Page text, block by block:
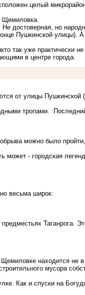
целый
Щемиловка.
достоверная, но
Пушкинской улицы).
так уже практически не
в центре города.
от улицы
тропами.
обрыва можно было
может - городская
весьма широк:
Таганрога.
находится не
мусора
Как и спуски на